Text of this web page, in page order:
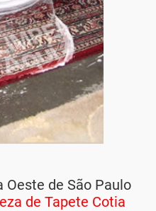
de São Paulo
de Tapete Cotia